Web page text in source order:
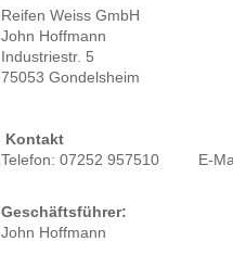
Reifen Weiss GmbH
John Hoffmann
Industriestr. 5
75053 Gondelsheim
Kontakt
Telefon: 07252 957510 E-
Geschäftsführer:
John Hoffmann